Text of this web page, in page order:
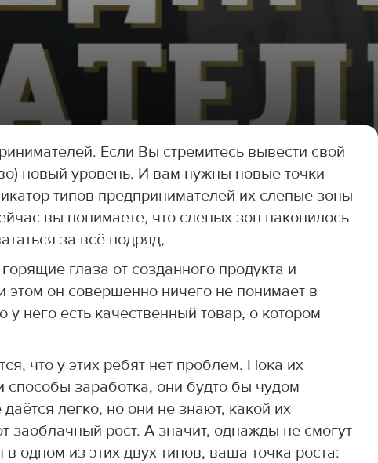
Если Вы стремитесь вывести свой
новый уровень. И вам нужны новые точки
типов предпринимателей их слепые зоны
вы понимаете, что слепых зон накопилось
за всё подряд,
глаза от созданного продукта и
этом он совершенно ничего не понимает в
него есть качественный товар, о котором
что у этих ребят нет проблем. Пока их
заработка, они будто бы чудом
легко, но они не знают, какой их
заоблачный рост. А значит, однажды не смогут
одном из этих двух типов, ваша точка роста: